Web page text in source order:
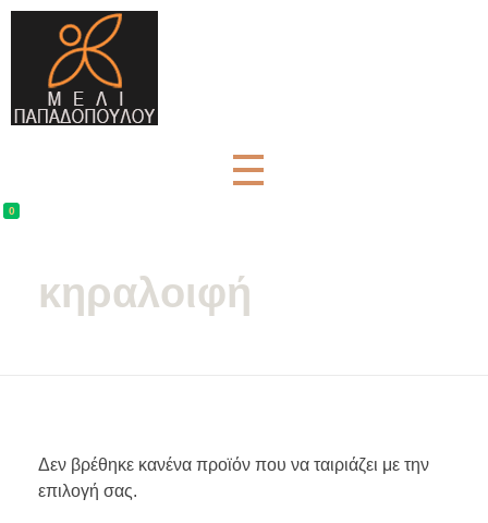
0
κηραλοιφή
Δεν βρέθηκε κανένα προϊόν που να ταιριάζει με την
επιλογή σας.